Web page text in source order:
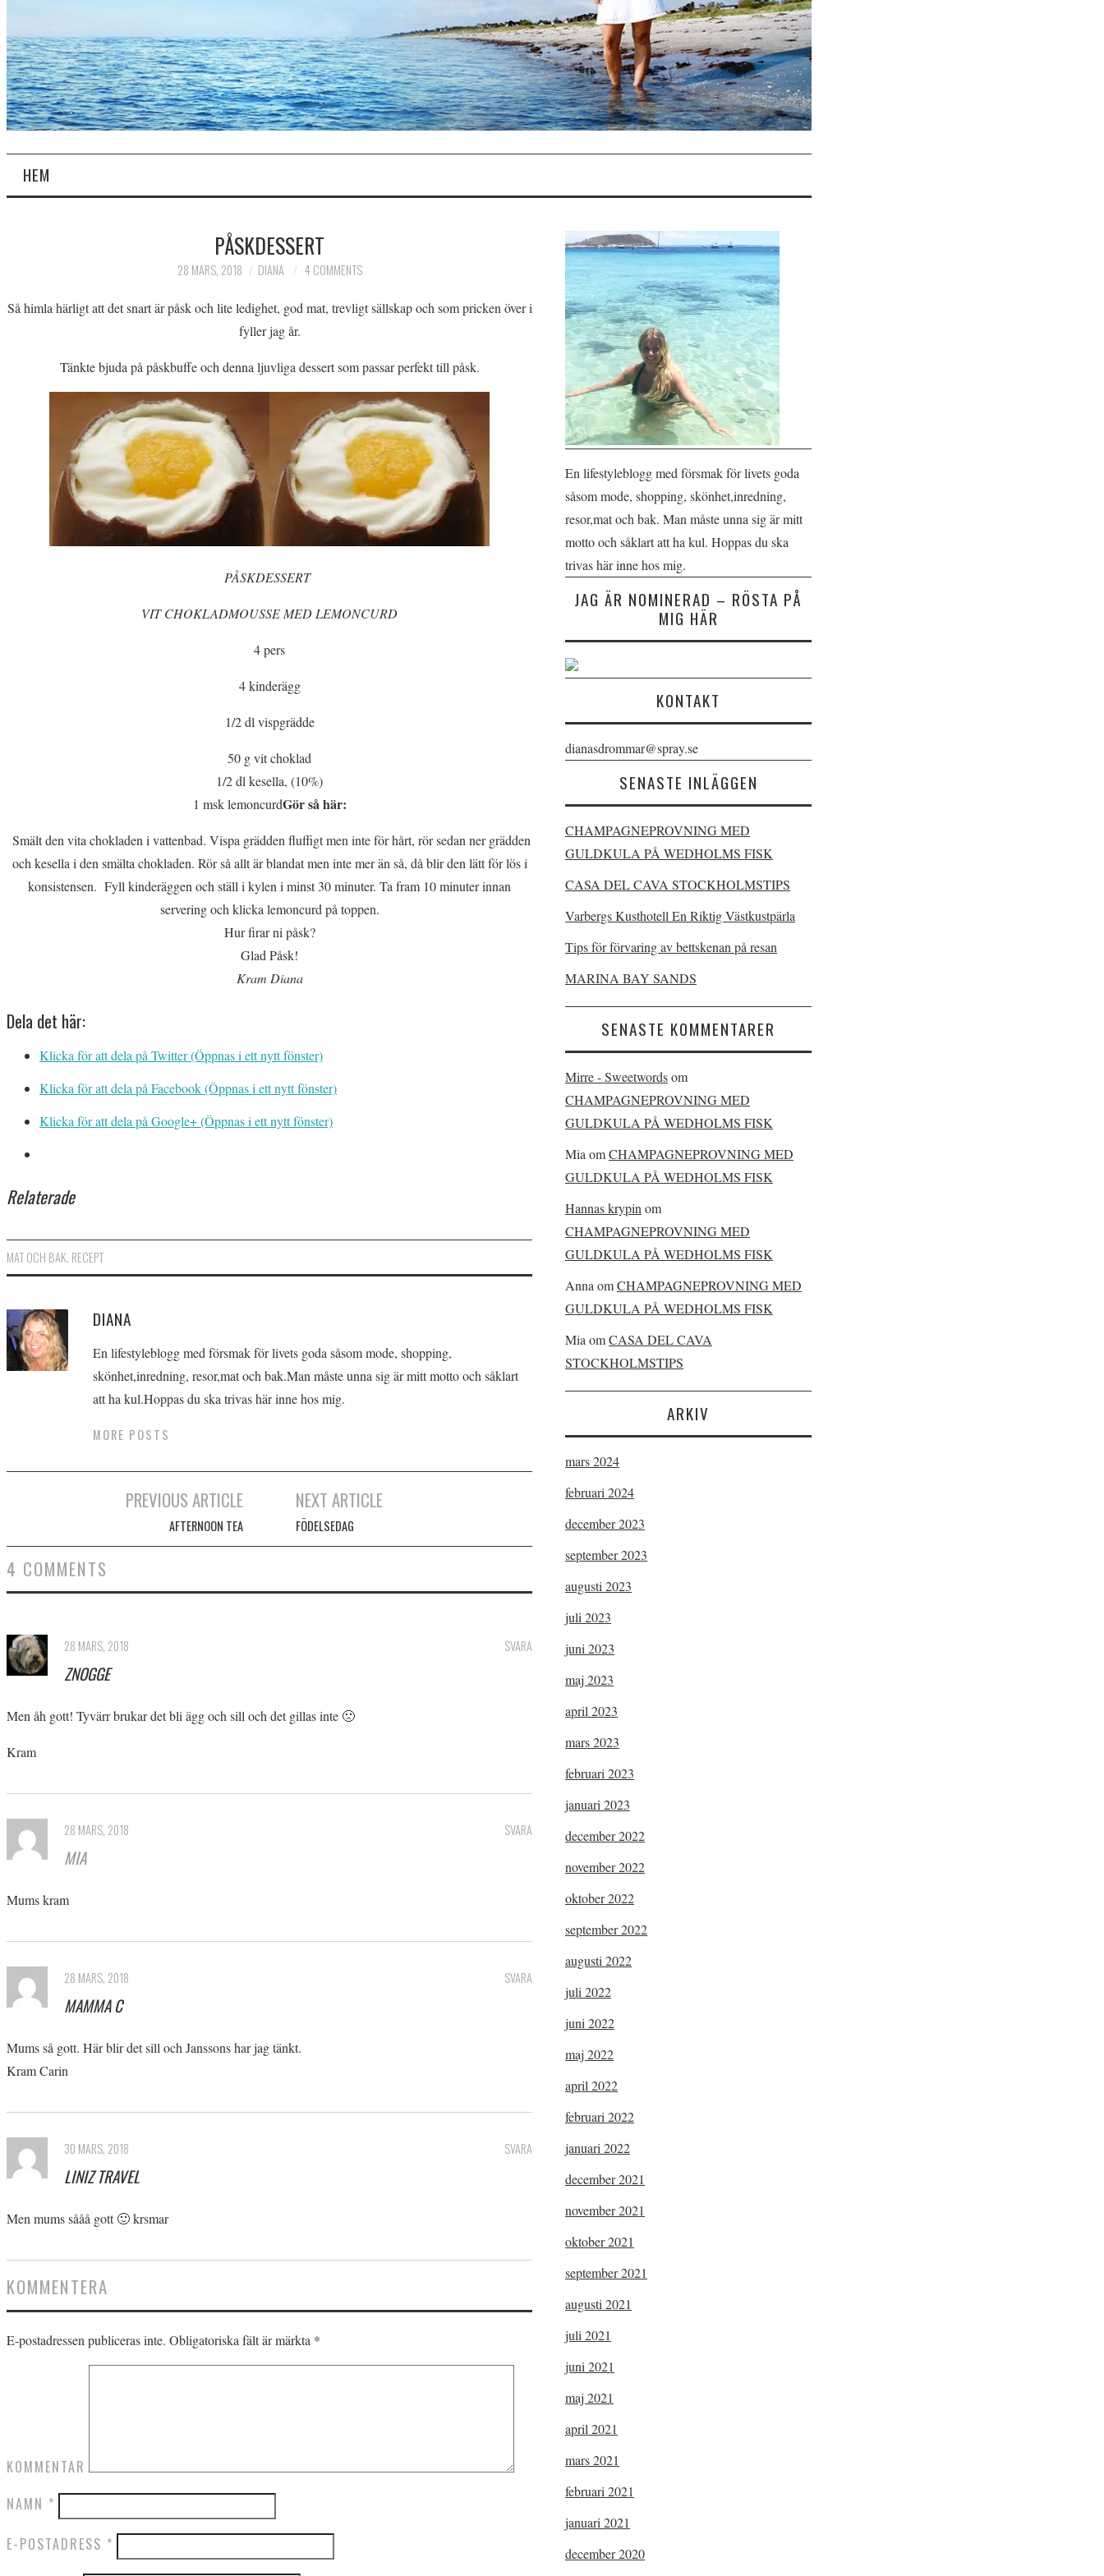
HEM
PÅSKDESSERT
28 MARS, 2018 DIANA 4 COMMENTS
Så himla härligt att det snart är påsk och lite ledighet, god mat, trevligt sällskap och som pricken över i
fyller jag år.
Tänkte bjuda på påskbuffe och denna ljuvliga dessert som passar perfekt till påsk.
PÅSKDESSERT
VIT CHOKLADMOUSSE MED LEMONCURD
4 pers
4 kinderägg
1/2 dl vispgrädde
50 g vit choklad
1/2 dl kesella, (10%)
1 msk lemoncurdGör så här:
Smält den vita chokladen i vattenbad. Vispa grädden fluffigt men inte för hårt, rör sedan ner grädden
och kesella i den smälta chokladen. Rör så allt är blandat men inte mer än så, då blir den lätt för lös i
konsistensen. Fyll kinderäggen och ställ i kylen i minst 30 minuter. Ta fram 10 minuter innan
servering och klicka lemoncurd på toppen.
Hur firar ni påsk?
Glad Påsk!
Kram Diana
Dela det här:
Klicka för att dela på Twitter (Öppnas i ett nytt fönster)
Klicka för att dela på Facebook (Öppnas i ett nytt fönster)
Klicka för att dela på Google+ (Öppnas i ett nytt fönster)
Relaterade
MAT OCH BAK, RECEPT
DIANA
En lifestyleblogg med försmak för livets goda såsom mode, shopping,
skönhet,inredning, resor,mat och bak.Man måste unna sig är mitt motto och såklart
att ha kul.Hoppas du ska trivas här inne hos mig.
MORE POSTS
PREVIOUS ARTICLE
AFTERNOON TEA
NEXT ARTICLE
FÖDELSEDAG
4 COMMENTS
SVARA
28 MARS, 2018
ZNOGGE
Men åh gott! Tyvärr brukar det bli ägg och sill och det gillas inte 🙁
Kram
SVARA
28 MARS, 2018
MIA
Mums kram
SVARA
28 MARS, 2018
MAMMA C
Mums så gott. Här blir det sill och Janssons har jag tänkt.
Kram Carin
SVARA
30 MARS, 2018
LINIZ TRAVEL
Men mums sååå gott 🙂 krsmar
KOMMENTERA
E-postadressen publiceras inte. Obligatoriska fält är märkta *
KOMMENTAR
NAMN *
E-POSTADRESS *
En lifestyleblogg med försmak för livets goda
såsom mode, shopping, skönhet,inredning,
resor,mat och bak. Man måste unna sig är mitt
motto och såklart att ha kul. Hoppas du ska
trivas här inne hos mig.
JAG ÄR NOMINERAD – RÖSTA PÅ
MIG HÄR
KONTAKT
dianasdrommar@spray.se
SENASTE INLÄGGEN
CHAMPAGNEPROVNING MED
GULDKULA PÅ WEDHOLMS FISK
CASA DEL CAVA STOCKHOLMSTIPS
Varbergs Kusthotell En Riktig Västkustpärla
Tips för förvaring av bettskenan på resan
MARINA BAY SANDS
SENASTE KOMMENTARER
Mirre - Sweetwordsom
CHAMPAGNEPROVNING MED
GULDKULA PÅ WEDHOLMS FISK
Mia omCHAMPAGNEPROVNING MED
GULDKULA PÅ WEDHOLMS FISK
Hannas krypin om
CHAMPAGNEPROVNING MED
GULDKULA PÅ WEDHOLMS FISK
Anna omCHAMPAGNEPROVNING MED
GULDKULA PÅ WEDHOLMS FISK
Mia omCASA DEL CAVA
STOCKHOLMSTIPS
ARKIV
mars 2024
februari 2024
december 2023
september 2023
augusti 2023
juli 2023
juni 2023
maj 2023
april 2023
mars 2023
februari 2023
januari 2023
december 2022
november 2022
oktober 2022
september 2022
augusti 2022
juli 2022
juni 2022
maj 2022
april 2022
februari 2022
januari 2022
december 2021
november 2021
oktober 2021
september 2021
augusti 2021
juli 2021
juni 2021
maj 2021
april 2021
mars 2021
februari 2021
januari 2021
december 2020